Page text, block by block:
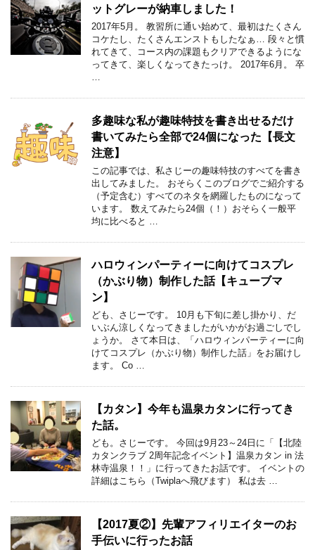
ットグレーが納車しました！
2017年5月。 教習所に通い始めて、最初はたくさん
コケたし、たくさんエンストもしたなぁ… 段々と慣
れてきて、コース内の課題もクリアできるようにな
ってきて、楽しくなってきたっけ。 2017年6月。 卒
…
多趣味な私が趣味特技を書き出せるだけ
書いてみたら全部で24個になった【長文
注意】
この記事では、私さじーの趣味特技のすべてを書き
出してみました。 おそらくこのブログでご紹介する
（予定含む）すべてのネタを網羅したものになって
います。 数えてみたら24個（！）おそらく一般平
均に比べると …
ハロウィンパーティーに向けてコスプレ
（かぶり物）制作した話【キューブマ
ン】
ども、さじーです。 10月も下旬に差し掛かり、だ
いぶん涼しくなってきましたがいかがお過ごしでし
ょうか。 さて本日は、「ハロウィンパーティーに向
けてコスプレ（かぶり物）制作した話」をお届けし
ます。 Co …
【カタン】今年も温泉カタンに行ってき
た話。
ども。さじーです。 今回は9月23～24日に「【北陸
カタンクラブ 2周年記念イベント】温泉カタン in 法
林寺温泉！！」に行ってきたお話です。 イベントの
詳細はこちら（Twiplaへ飛びます） 私は去 …
【2017夏②】先輩アフィリエイターのお
手伝いに行ったお話